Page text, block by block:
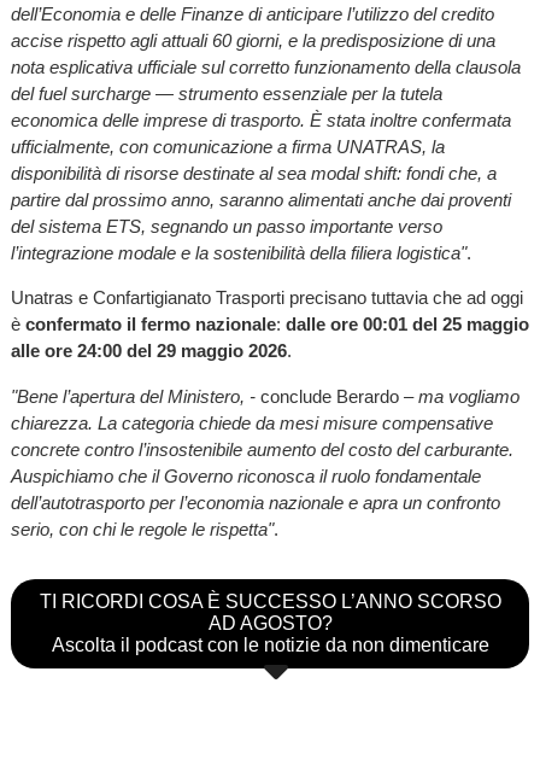
dell’Economia e delle Finanze di anticipare l’utilizzo del credito
accise rispetto agli attuali 60 giorni, e la predisposizione di una
nota esplicativa ufficiale sul corretto funzionamento della clausola
del fuel surcharge — strumento essenziale per la tutela
economica delle imprese di trasporto. È stata inoltre confermata
ufficialmente, con comunicazione a firma UNATRAS, la
disponibilità di risorse destinate al sea modal shift: fondi che, a
partire dal prossimo anno, saranno alimentati anche dai proventi
del sistema ETS, segnando un passo importante verso
l’integrazione modale e la sostenibilità della filiera logistica".
Unatras e Confartigianato Trasporti precisano tuttavia che ad oggi
è confermato il fermo nazionale: dalle ore 00:01 del 25 maggio
alle ore 24:00 del 29 maggio 2026.
"Bene l’apertura del Ministero, - conclude Berardo– ma vogliamo
chiarezza. La categoria chiede da mesi misure compensative
concrete contro l’insostenibile aumento del costo del carburante.
Auspichiamo che il Governo riconosca il ruolo fondamentale
dell’autotrasporto per l’economia nazionale e apra un confronto
serio, con chi le regole le rispetta".
TI RICORDI COSA È SUCCESSO L’ANNO SCORSO
AD AGOSTO?
Ascolta il podcast con le notizie da non dimenticare